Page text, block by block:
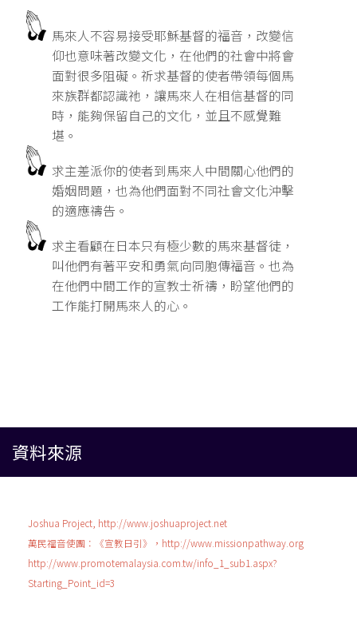
馬來人不容易接受耶穌基督的福音，改變信
仰也意味著改變文化，在他們的社會中將會
面對很多阻礙。祈求基督的使者帶領每個馬
來族群都認識祂，讓馬來人在相信基督的同
時，能夠保留自己的文化，並且不感覺難
堪。
求主差派你的使者到馬來人中間關心他們的
婚姻問題，也為他們面對不同社會文化沖擊
的適應禱告。
求主看顧在日本只有極少數的馬來基督徒，
叫他們有著平安和勇氣向同胞傳福音。也為
在他們中間工作的宣教士祈禱，盼望他們的
工作能打開馬來人的心。
資料來源
Joshua Project, http://www.joshuaproject.net
萬民福音使團：《宣教日引》，http://www.missionpathway.org
http://www.promotemalaysia.com.tw/info_1_sub1.aspx?
Starting_Point_id=3